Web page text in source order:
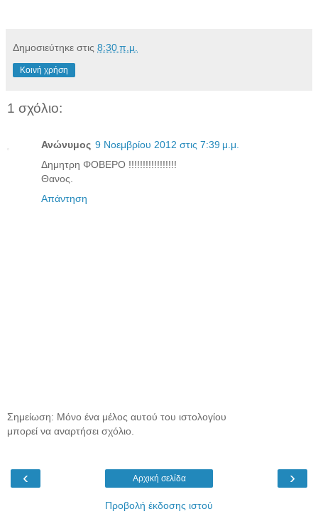
Δημοσιεύτηκε στις 8:30 π.μ.
Κοινή χρήση
1 σχόλιο:
Ανώνυμος 9 Νοεμβρίου 2012 στις 7:39 μ.μ.
Δημητρη ΦΟΒΕΡΟ !!!!!!!!!!!!!!!!!
Θανος.
Απάντηση
Σημείωση: Μόνο ένα μέλος αυτού του ιστολογίου
μπορεί να αναρτήσει σχόλιο.
‹ ›
Αρχική σελίδα
Προβολή έκδοσης ιστού